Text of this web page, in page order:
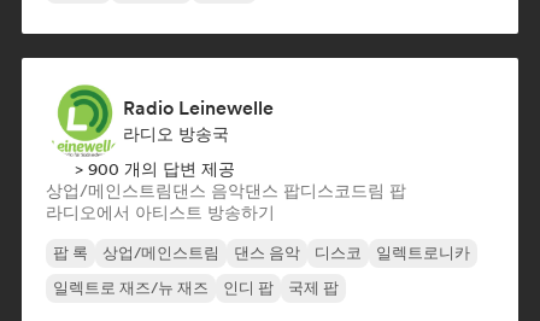
Radio Leinewelle
라디오 방송국
> 900 개의 답변 제공
상업/메인스트림댄스 음악댄스 팝디스코 드림 팝
라디오에서 아티스트 방송하기
팝 록 상업/메인스트림 댄스 음악 디스코
일렉트로니카
일렉트로 재즈/뉴 재즈
인디 팝 국제 팝